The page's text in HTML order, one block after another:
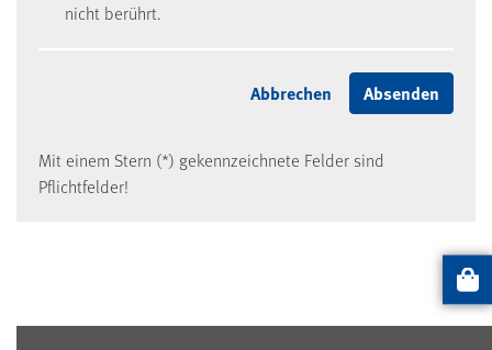
nicht berührt.
Mit einem Stern (*) gekennzeichnete Felder sind
Pflichtfelder!
Artikel